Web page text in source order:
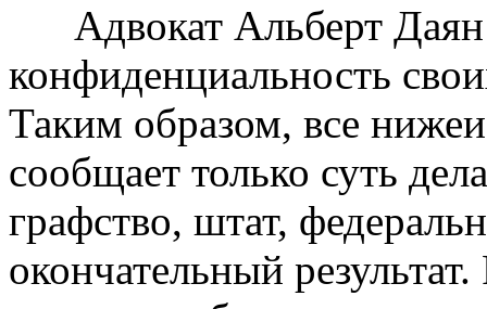
Адвокат Альберт Даян
конфиденциальность
Таким образом, все
сообщает только суть
графство, штат,
окончательный